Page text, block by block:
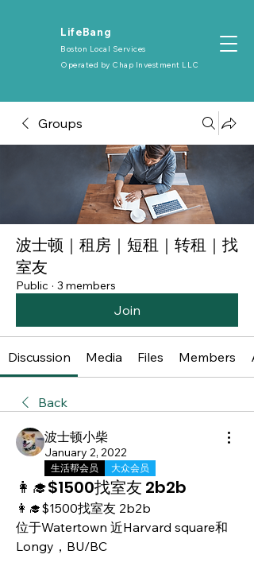
​LifeBang
Boston Local Services
Operated by Chap Investment LLC
Groups
波士顿｜租房｜短租｜转租｜找
室友
Public · 3 members
Join
Discussion Media Files Members
Back
波士顿小柴
January 2, 2022
生活帮会员 大众会员
👩‍🎓$1500找室友 2b2b
👩‍🎓$1500找室友 2b2b
位于Watertown 近Harvard square和
Longy，BU/BC